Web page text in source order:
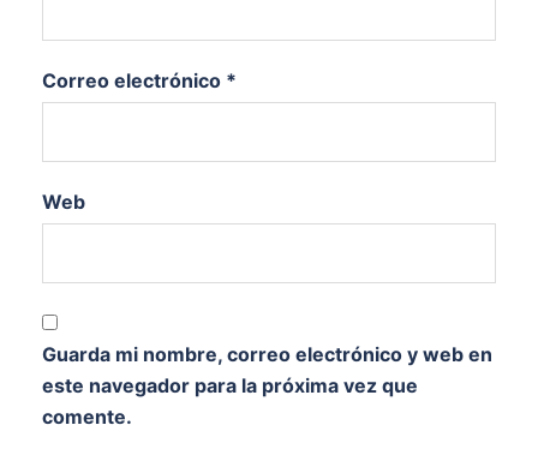
Correo electrónico *
Web
Guarda mi nombre, correo electrónico y web en
este navegador para la próxima vez que
comente.